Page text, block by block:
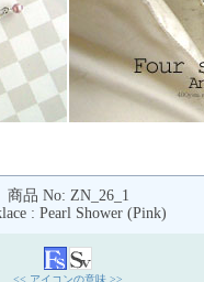
商品 No: ZN_26_1
: Pearl Shower (Pink)
<< アイコンの意味 >>